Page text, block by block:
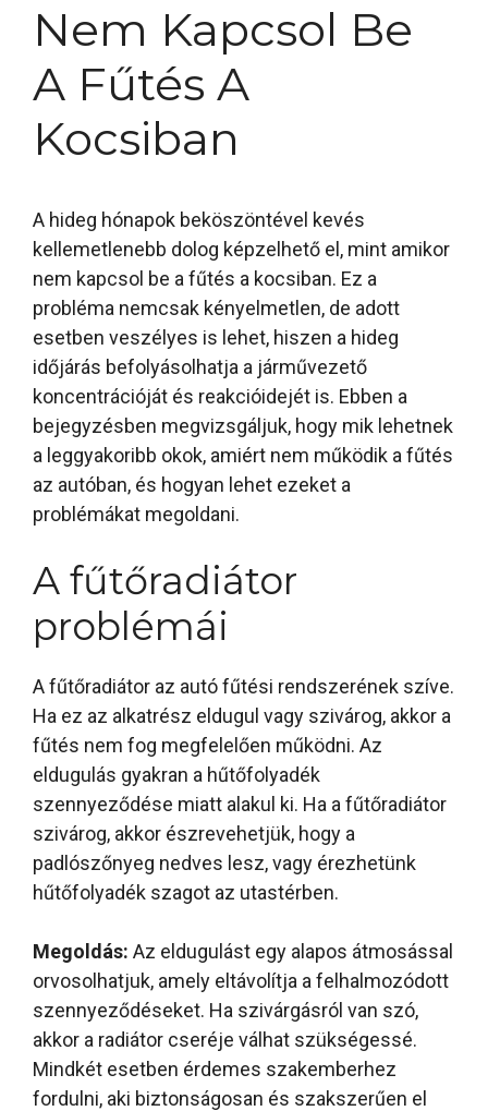
Nem Kapcsol Be
A Fűtés A
Kocsiban
A hideg hónapok beköszöntével kevés
kellemetlenebb dolog képzelhető el, mint amikor
nem kapcsol be a fűtés a kocsiban. Ez a
probléma nemcsak kényelmetlen, de adott
esetben veszélyes is lehet, hiszen a hideg
időjárás befolyásolhatja a járművezető
koncentrációját és reakcióidejét is. Ebben a
bejegyzésben megvizsgáljuk, hogy mik lehetnek
a leggyakoribb okok, amiért nem működik a fűtés
az autóban, és hogyan lehet ezeket a
problémákat megoldani.
A fűtőradiátor
problémái
A fűtőradiátor az autó fűtési rendszerének szíve.
Ha ez az alkatrész eldugul vagy szivárog, akkor a
fűtés nem fog megfelelően működni. Az
eldugulás gyakran a hűtőfolyadék
szennyeződése miatt alakul ki. Ha a fűtőradiátor
szivárog, akkor észrevehetjük, hogy a
padlószőnyeg nedves lesz, vagy érezhetünk
hűtőfolyadék szagot az utastérben.
Megoldás: Az eldugulást egy alapos átmosással
orvosolhatjuk, amely eltávolítja a felhalmozódott
szennyeződéseket. Ha szivárgásról van szó,
akkor a radiátor cseréje válhat szükségessé.
Mindkét esetben érdemes szakemberhez
fordulni, aki biztonságosan és szakszerűen el